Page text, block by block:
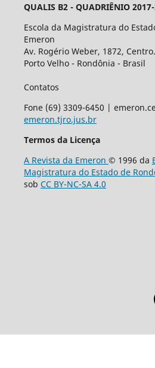
QUALIS B2 - QUADRIÊNIO
Escola da Magistratura do
Emeron
Av. Rogério Weber, 1872,
Porto Velho - Rondônia - Brasil
Contatos
Fone (69) 3309-6450 |
emeron.tjro.jus.br
Termos da Licença
A Revista da Emeron © 1996 da
Magistratura do Estado de
sob CC BY-NC-SA 4.0